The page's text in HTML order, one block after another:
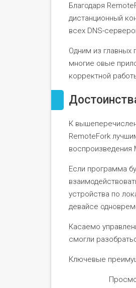
Благодаря
дистанционный
всех DNS-
Одним из главных
многие овые
корректной
К
RemoteFork
Если программа
устройства по
девайсе
Касаемо
смогли
Ключевые